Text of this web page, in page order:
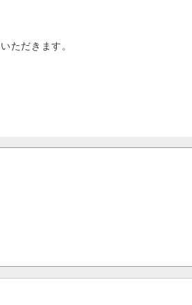
ただきます。